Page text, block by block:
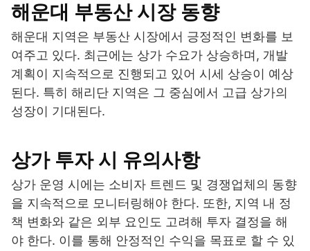
해운대 부동산 시장 동향
해운대 지역은 부동산 시장에서 긍정적인 변화를 보
여주고 있다. 최근에는 상가 수요가 상승하며, 개발
계획이 지속적으로 진행되고 있어 시세 상승이 예상
된다. 특히 해리단 지역은 그 중심에서 고급 상가의
성장이 기대된다.
상가 투자 시 유의사항
상가 운영 시에는 소비자 트렌드 및 경쟁업체의 동향
을 지속적으로 모니터링해야 한다. 또한, 지역 내 정
책 변화와 같은 외부 요인도 고려해 투자 결정을 해
야 한다. 이를 통해 안정적인 수익을 목표로 할 수 있